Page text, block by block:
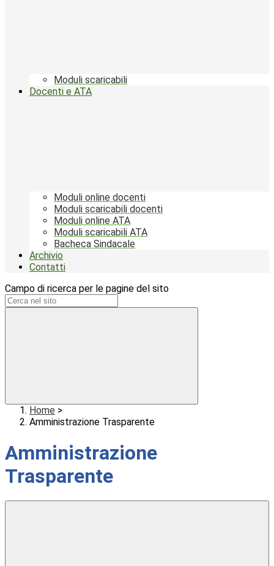
Moduli scaricabili
Docenti e ATA
Moduli online docenti
Moduli scaricabili docenti
Moduli online ATA
Moduli scaricabili ATA
Bacheca Sindacale
Archivio
Contatti
Campo di ricerca per le pagine del sito
Home >
Amministrazione Trasparente
Amministrazione
Trasparente